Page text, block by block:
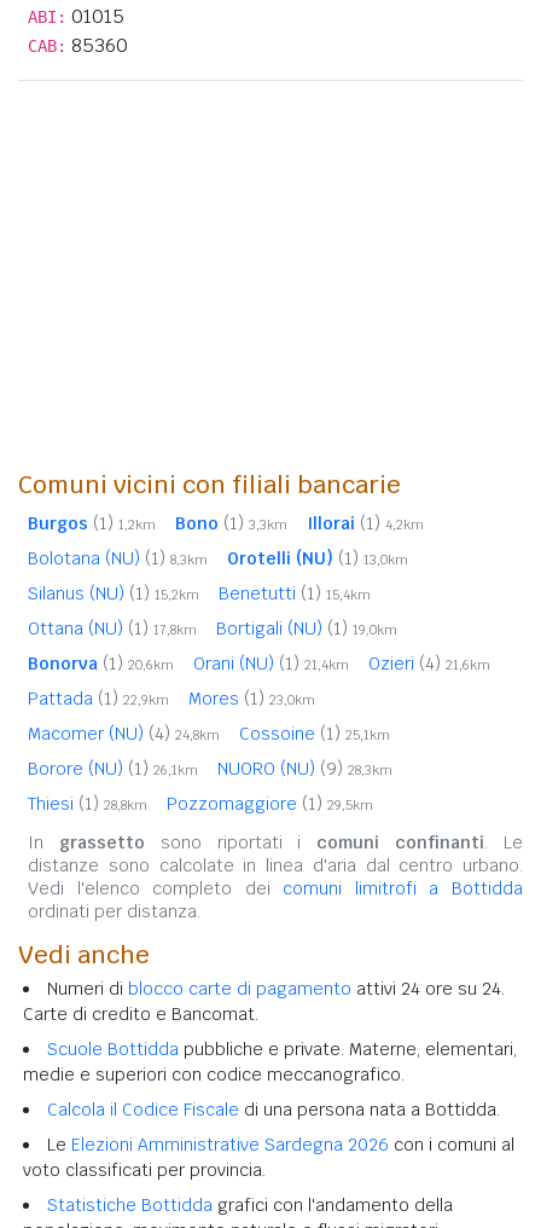
ABI: 01015
CAB: 85360
Comuni vicini con filiali bancarie
Burgos (1) 1,2km Bono (1) 3,3km Illorai (1) 4,2km
Bolotana (NU) (1) 8,3km Orotelli (NU) (1) 13,0km
Silanus (NU) (1) 15,2km Benetutti (1) 15,4km
Ottana (NU) (1) 17,8km Bortigali (NU) (1) 19,0km
Bonorva (1) 20,6km Orani (NU) (1) 21,4km Ozieri (4) 21,6km
Pattada (1) 22,9km Mores (1) 23,0km
Macomer (NU) (4) 24,8km Cossoine (1) 25,1km
Borore (NU) (1) 26,1km NUORO (NU) (9) 28,3km
Thiesi (1) 28,8km Pozzomaggiore (1) 29,5km
In grassetto sono riportati i comuni confinanti. Le
distanze sono calcolate in linea d'aria dal centro urbano.
Vedi l'elenco completo dei comuni limitrofi a Bottidda
ordinati per distanza.
Vedi anche
Numeri di blocco carte di pagamento attivi 24 ore su 24.
Carte di credito e Bancomat.
Scuole Bottidda pubbliche e private. Materne, elementari,
medie e superiori con codice meccanografico.
Calcola il Codice Fiscale di una persona nata a Bottidda.
Le Elezioni Amministrative Sardegna 2026 con i comuni al
voto classificati per provincia.
Statistiche Bottidda grafici con l'andamento della